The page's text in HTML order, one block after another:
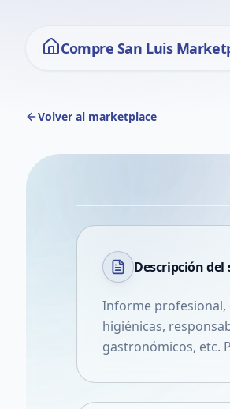
Compre San Luis
Volver al marketplace
Descripción del
Informe profesional,
higiénicas,
gastronómicos, etc.